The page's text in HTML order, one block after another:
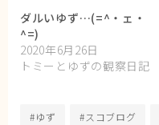
ダルいゆず…(=^・ェ・
^=)
2020年6月26日
トミーとゆずの観察日記
#ゆず #スコブログ